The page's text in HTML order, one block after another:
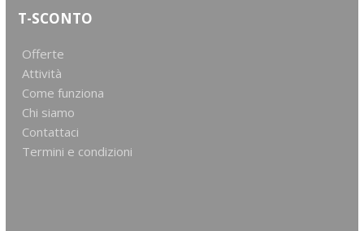
T-SCONTO
Offerte
Attività
Come funziona
Chi siamo
Contattaci
Termini e condizioni